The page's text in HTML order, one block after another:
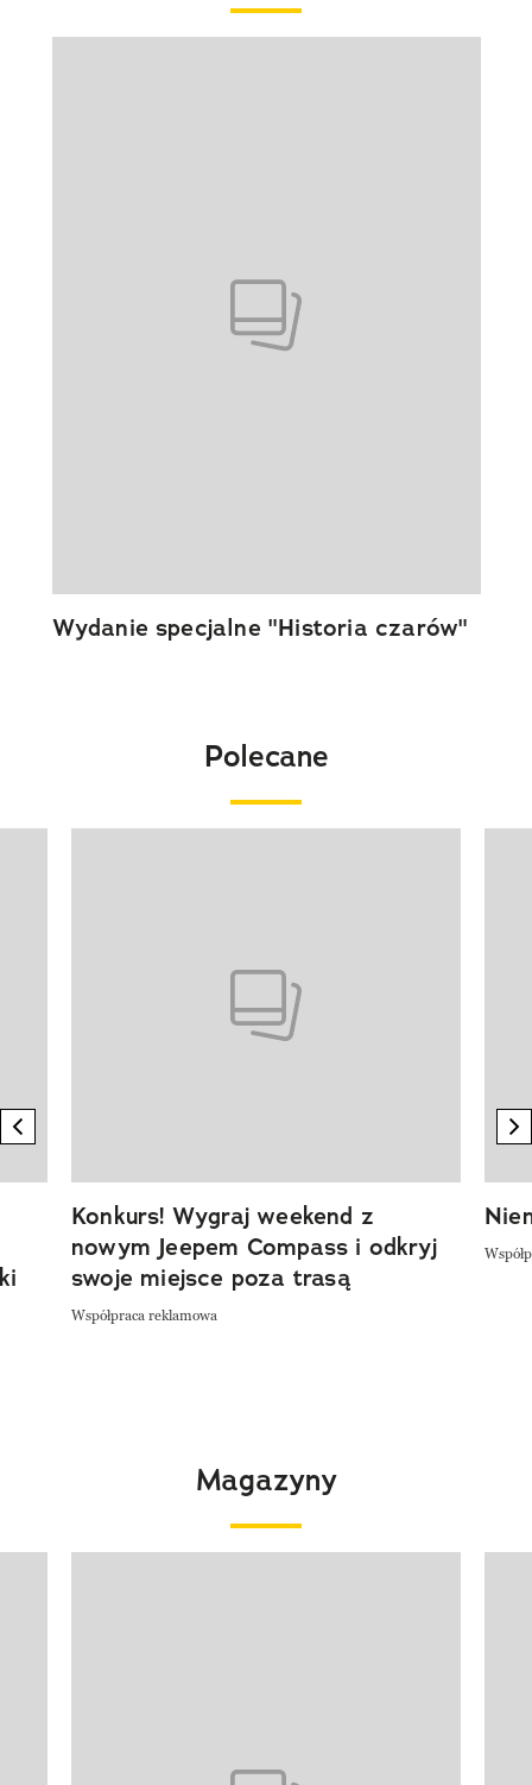
Wydanie specjalne "Historia czarów"
Polecane
previous element
Konkurs! Wygraj weekend z
nowym Jeepem Compass i odkryj
swoje miejsce poza trasą
Współpraca reklamowa
Magazyny